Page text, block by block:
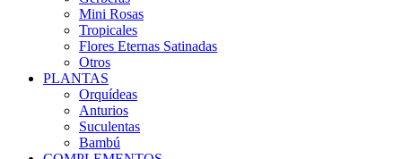
Mini Rosas
Tropicales
Flores Eternas Satinadas
Otros
PLANTAS
Orquídeas
Anturios
Suculentas
Bambú